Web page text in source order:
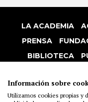
LA ACADEMIA
PRENSA
BIBLIOTECA
Información sobre
Utilizamos cookies propias y